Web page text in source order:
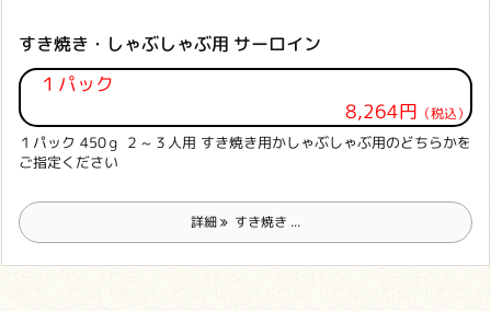
すき焼き・しゃぶしゃぶ用 サーロイン
１パック
8,264円 （税込）
１パック 450ｇ ２～３人用 すき焼き用かしゃぶしゃぶ用のどちらかを
ご指定ください
詳細 すき焼き ...